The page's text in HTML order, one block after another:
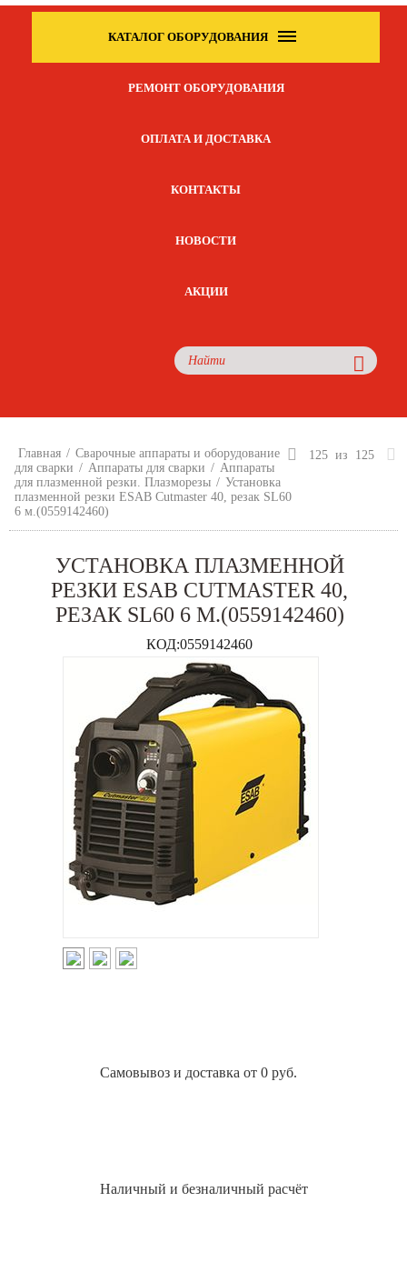
КАТАЛОГ ОБОРУДОВАНИЯ
РЕМОНТ ОБОРУДОВАНИЯ
ОПЛАТА И ДОСТАВКА
КОНТАКТЫ
НОВОСТИ
АКЦИИ
Главная / Сварочные аппараты и оборудование
для сварки / Аппараты для сварки / Аппараты
для плазменной резки. Плазморезы / Установка
плазменной резки ESAB Cutmaster 40, резак SL60
6 м.(0559142460)
125 из 125
УСТАНОВКА ПЛАЗМЕННОЙ
РЕЗКИ ESAB CUTMASTER 40,
РЕЗАК SL60 6 М.(0559142460)
КОД:0559142460
Самовывоз и доставка от 0 руб.
Наличный и безналичный расчёт